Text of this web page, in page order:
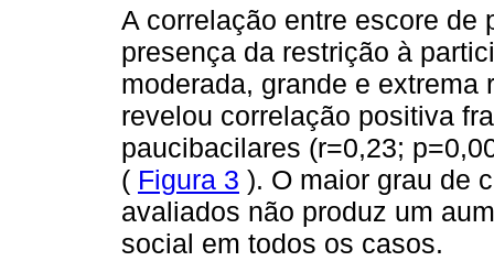
A correlação entre escore de
presença da restrição à
moderada, grande e extrema
revelou correlação positiva
paucibacilares (r=0,23;
( Figura 3 ). O maior grau de
avaliados não produz um
social em todos os casos.